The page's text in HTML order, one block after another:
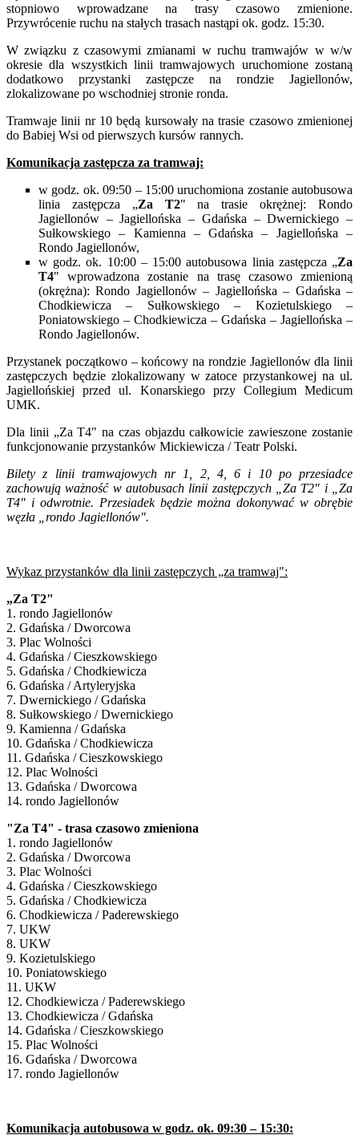
stopniowo wprowadzane na trasy czasowo zmienione.
Przywrócenie ruchu na stałych trasach nastąpi ok. godz. 15:30.
W związku z czasowymi zmianami w ruchu tramwajów w w/w
okresie dla wszystkich linii tramwajowych uruchomione zostaną
dodatkowo przystanki zastępcze na rondzie Jagiellonów,
zlokalizowane po wschodniej stronie ronda.
Tramwaje linii nr 10 będą kursowały na trasie czasowo zmienionej
do Babiej Wsi od pierwszych kursów rannych.
Komunikacja zastępcza za tramwaj:
w godz. ok. 09:50 – 15:00 uruchomiona zostanie autobusowa
linia zastępcza „Za T2" na trasie okrężnej: Rondo
Jagiellonów – Jagiellońska – Gdańska – Dwernickiego –
Sułkowskiego – Kamienna – Gdańska – Jagiellońska –
Rondo Jagiellonów,
w godz. ok. 10:00 – 15:00 autobusowa linia zastępcza „Za
T4" wprowadzona zostanie na trasę czasowo zmienioną
(okrężna): Rondo Jagiellonów – Jagiellońska – Gdańska –
Chodkiewicza – Sułkowskiego – Kozietulskiego –
Poniatowskiego – Chodkiewicza – Gdańska – Jagiellońska –
Rondo Jagiellonów.
Przystanek początkowo – końcowy na rondzie Jagiellonów dla linii
zastępczych będzie zlokalizowany w zatoce przystankowej na ul.
Jagiellońskiej przed ul. Konarskiego przy Collegium Medicum
UMK.
Dla linii „Za T4" na czas objazdu całkowicie zawieszone zostanie
funkcjonowanie przystanków Mickiewicza / Teatr Polski.
Bilety z linii tramwajowych nr 1, 2, 4, 6 i 10 po przesiadce
zachowują ważność w autobusach linii zastępczych „Za T2" i „Za
T4" i odwrotnie. Przesiadek będzie można dokonywać w obrębie
węzła „rondo Jagiellonów".
Wykaz przystanków dla linii zastępczych „za tramwaj":
„Za T2"
1. rondo Jagiellonów
2. Gdańska / Dworcowa
3. Plac Wolności
4. Gdańska / Cieszkowskiego
5. Gdańska / Chodkiewicza
6. Gdańska / Artyleryjska
7. Dwernickiego / Gdańska
8. Sułkowskiego / Dwernickiego
9. Kamienna / Gdańska
10. Gdańska / Chodkiewicza
11. Gdańska / Cieszkowskiego
12. Plac Wolności
13. Gdańska / Dworcowa
14. rondo Jagiellonów
"Za T4" - trasa czasowo zmieniona
1. rondo Jagiellonów
2. Gdańska / Dworcowa
3. Plac Wolności
4. Gdańska / Cieszkowskiego
5. Gdańska / Chodkiewicza
6. Chodkiewicza / Paderewskiego
7. UKW
8. UKW
9. Kozietulskiego
10. Poniatowskiego
11. UKW
12. Chodkiewicza / Paderewskiego
13. Chodkiewicza / Gdańska
14. Gdańska / Cieszkowskiego
15. Plac Wolności
16. Gdańska / Dworcowa
17. rondo Jagiellonów
Komunikacja autobusowa w godz. ok. 09:30 – 15:30: